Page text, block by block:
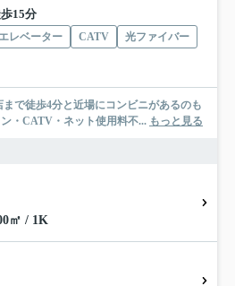
15分
エレベーター CATV
光ファイバー
で徒歩4分と近場にコンビニがあるのも
・CATV・ネット使用料不... もっと見る
㎡ / 1K